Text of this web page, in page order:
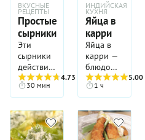
ВКУСНЫЕ
РЕЦЕПТЫ
Простые
сырники
Эти
сырники
действительно
настолько
простые,
что вы
вполне
можете
доверить
4.73
(37)
30 мин
ИНДИЙСКАЯ
КУХНЯ
Яйца в
карри
Яйца в
карри —
блюдо
индийской
кухни,
особенно
популярное
в регионе
Керала,
5.00
1 ч